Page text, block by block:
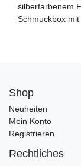
silberfarbenem
Schmuckbox
Shop
Neuheiten
Mein Konto
Registrieren
Rechtliches